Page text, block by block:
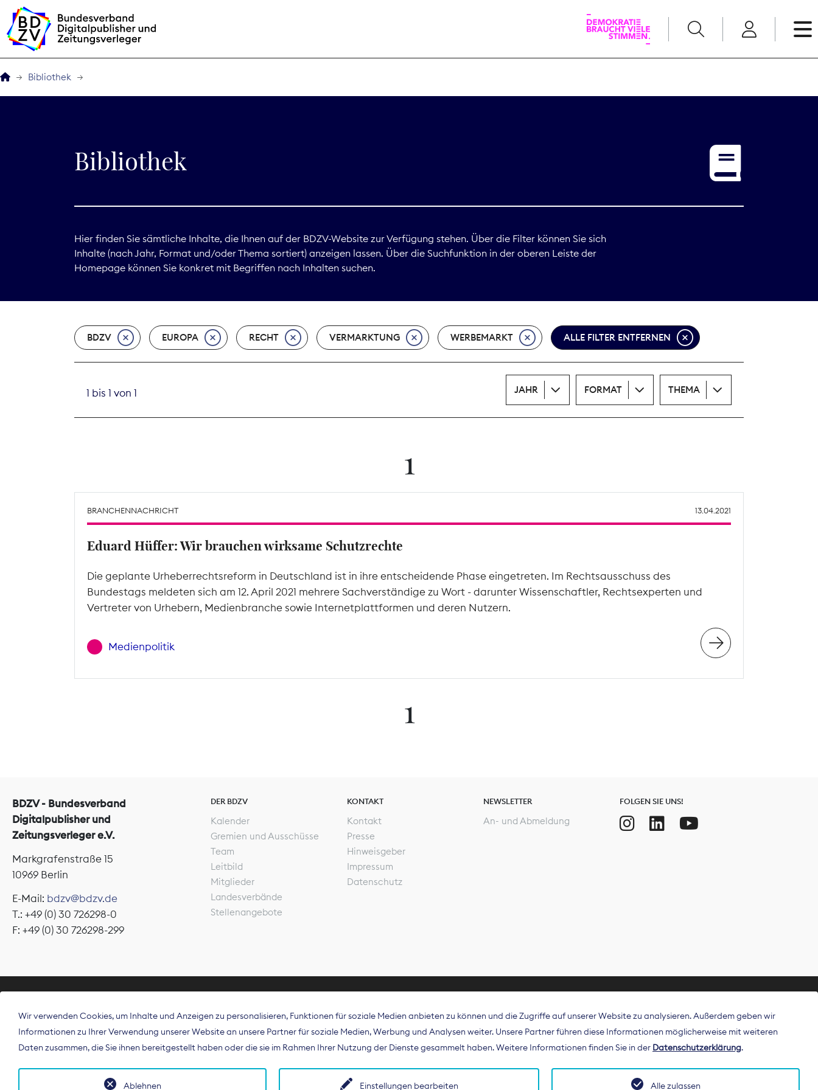
BDZVplus GmbH
Service
Print
Bibliothek
Bibliothek
Hier finden Sie sämtliche Inhalte, die Ihnen auf der BDZV-Website zur Verfügung stehen. Über die Filter können Sie sich
Inhalte (nach Jahr, Format und/oder Thema sortiert) anzeigen lassen. Über die Suchfunktion in der oberen Leiste der
Homepage können Sie konkret mit Begriffen nach Inhalten suchen.
BDZV EUROPA RECHT VERMARKTUNG WERBEMARKT ALLE FILTER ENTFERNEN
1 bis 1 von 1 JAHR FORMAT THEMA
1
BRANCHENNACHRICHT 13.04.2021
Eduard Hüffer: Wir brauchen wirksame Schutzrechte
Die geplante Urheberrechtsreform in Deutschland ist in ihre entscheidende Phase eingetreten. Im Rechtsausschuss des
Bundestags meldeten sich am 12. April 2021 mehrere Sachverständige zu Wort - darunter Wissenschaftler, Rechtsexperten und
Vertreter von Urhebern, Medienbranche sowie Internetplattformen und deren Nutzern.
Medienpolitik
1
BDZV - Bundesverband
Digitalpublisher und
Zeitungsverleger e.V.
Markgrafenstraße 15
10969 Berlin
E-Mail: bdzv@bdzv.de
T.: +49 (0) 30 726298-0
F: +49 (0) 30 726298-299
DER BDZV
Kalender
Gremien und Ausschüsse
Team
Leitbild
Mitglieder
Landesverbände
Stellenangebote
KONTAKT
Kontakt
Presse
Hinweisgeber
Impressum
Datenschutz
NEWSLETTER
An- und Abmeldung
FOLGEN SIE UNS!
Der Bundesverband Digitalpublisher und Zeitungsverleger (BDZV) vertritt als
Spitzenorganisation die Interessen der Zeitungsverlage und digitalen Publisher in
Deutschland und auf EU-Ebene.
Wir verwenden Cookies, um Inhalte und Anzeigen zu personalisieren, Funktionen für soziale Medien anbieten zu können und die Zugriffe auf unserer Website zu analysieren. Außerdem geben wir
Informationen zu Ihrer Verwendung unserer Website an unsere Partner für soziale Medien, Werbung und Analysen weiter. Unsere Partner führen diese Informationen möglicherweise mit weiteren
Daten zusammen, die Sie ihnen bereitgestellt haben oder die sie im Rahmen Ihrer Nutzung der Dienste gesammelt haben. Weitere Informationen finden Sie in der Datenschutzerklärung.
Einstellungen bearbeiten
Ablehnen Alle zulassen